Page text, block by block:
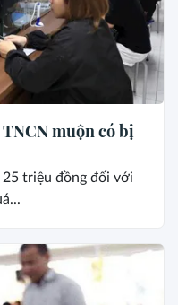
muộn có bị
triệu đồng đối với